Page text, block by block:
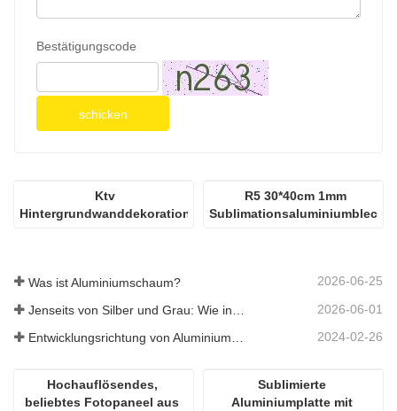
Bestätigungscode
schicken
Ktv
Hintergrundwanddekoration,
R5 30*40cm 1mm
Sublimationsaluminiumblech
Was ist Aluminiumschaum? 2026-06-25
2026-06-01
Entwicklungsrichtung von Aluminiummaterialien 2024-02-26
Hochauflösendes,
beliebtes Fotopaneel aus
Sublimierte
Aluminiumplatte mit